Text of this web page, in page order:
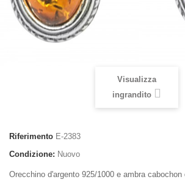
Visualizza
ingrandito
Riferimento E-2383
Condizione: Nuovo
Orecchino d'argento 925/1000 e ambra